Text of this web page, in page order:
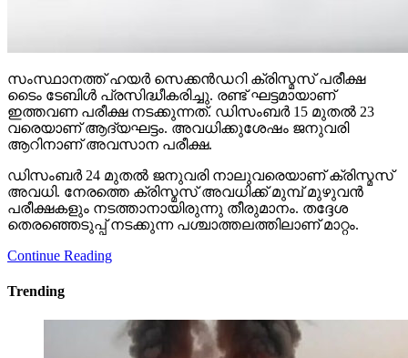
സംസ്ഥാനത്ത് ഹയര്‍ സെക്കന്‍ഡറി ക്രിസ്മസ് പരീക്ഷ
ടൈം ടേബിള്‍ പ്രസിദ്ധീകരിച്ചു. രണ്ട് ഘട്ടമായാണ്
ഇത്തവണ പരീക്ഷ നടക്കുന്നത്. ഡിസംബര്‍ 15 മുതല്‍ 23
വരെയാണ് ആദ്യഘട്ടം. അവധിക്കുശേഷം ജനുവരി
ആറിനാണ് അവസാന പരീക്ഷ.
ഡിസംബര്‍ 24 മുതല്‍ ജനുവരി നാലുവരെയാണ് ക്രിസ്മസ്
അവധി. നേരത്തെ ക്രിസ്മസ് അവധിക്ക് മുമ്പ് മുഴുവന്‍
പരീക്ഷകളും നടത്താനായിരുന്നു തീരുമാനം. തദ്ദേശ
തെരഞ്ഞെടുപ്പ് നടക്കുന്ന പശ്ചാത്തലത്തിലാണ് മാറ്റം.
Continue Reading
Trending